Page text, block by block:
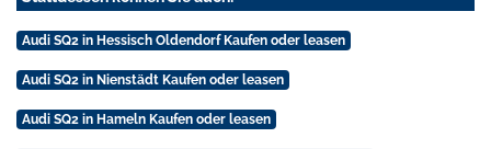
Audi SQ2 in Hessisch Oldendorf Kaufen oder leasen
Audi SQ2 in Nienstädt Kaufen oder leasen
Audi SQ2 in Hameln Kaufen oder leasen